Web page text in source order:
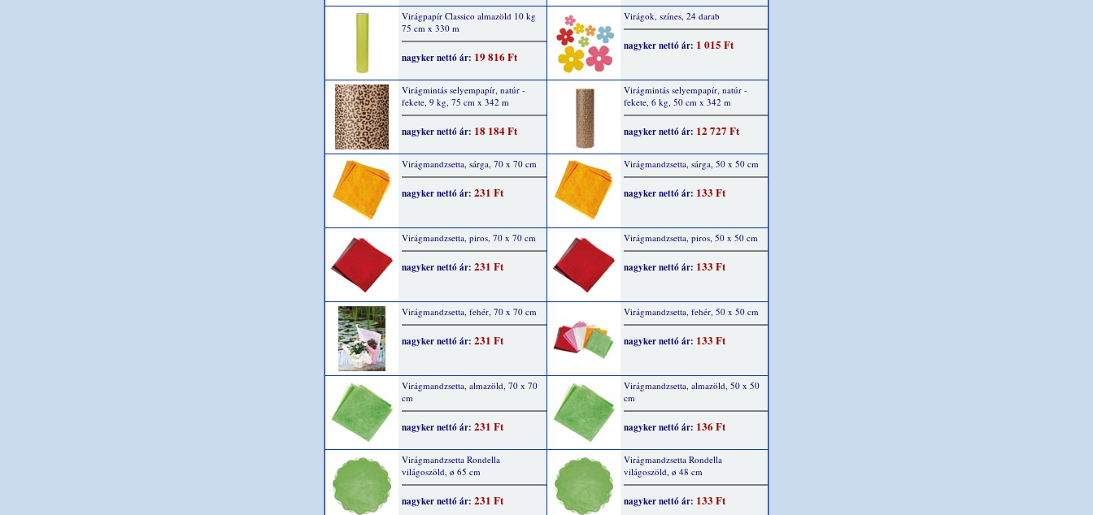
Virágpapír Classico almazöld 10 kg
75 cm x 330 m
nagyker nettó ár: 19 816 Ft
Virágok, színes, 24 darab
nagyker nettó ár: 1 015 Ft
Virágmintás selyempapír, natúr -
fekete, 9 kg, 75 cm x 342 m
nagyker nettó ár: 18 184 Ft
Virágmintás selyempapír, natúr -
fekete, 6 kg, 50 cm x 342 m
nagyker nettó ár: 12 727 Ft
Virágmandzsetta, sárga, 70 x 70 cm
nagyker nettó ár: 231 Ft
Virágmandzsetta, sárga, 50 x 50 cm
nagyker nettó ár: 133 Ft
Virágmandzsetta, piros, 70 x 70 cm
nagyker nettó ár: 231 Ft
Virágmandzsetta, piros, 50 x 50 cm
nagyker nettó ár: 133 Ft
Virágmandzsetta, fehér, 70 x 70 cm
nagyker nettó ár: 231 Ft
Virágmandzsetta, fehér, 50 x 50 cm
nagyker nettó ár: 133 Ft
Virágmandzsetta, almazöld, 70 x 70
cm
nagyker nettó ár: 231 Ft
Virágmandzsetta, almazöld, 50 x 50
cm
nagyker nettó ár: 136 Ft
Virágmandzsetta Rondella
világoszöld, ø 65 cm
nagyker nettó ár: 231 Ft
Virágmandzsetta Rondella
világoszöld, ø 48 cm
nagyker nettó ár: 133 Ft